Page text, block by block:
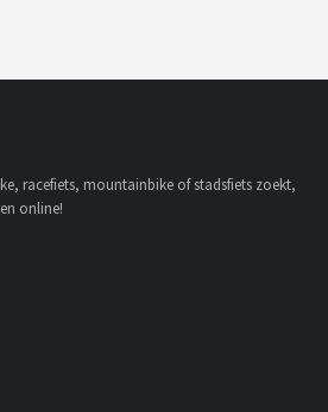
racefiets, mountainbike of stadsfiets zoekt,
online!